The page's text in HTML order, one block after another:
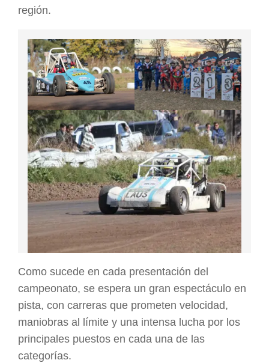
región.
Como sucede en cada presentación del
campeonato, se espera un gran espectáculo en
pista, con carreras que prometen velocidad,
maniobras al límite y una intensa lucha por los
principales puestos en cada una de las
categorías.